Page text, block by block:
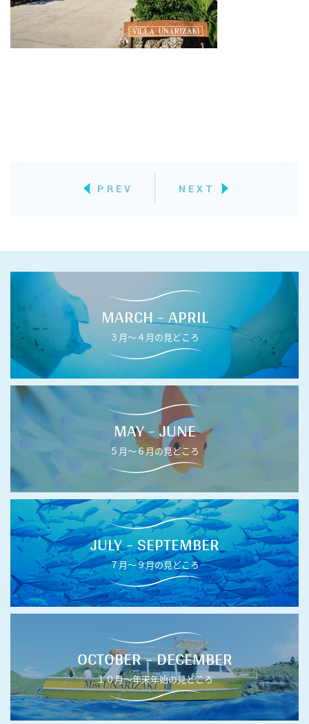
PREV NEXT
MARCH - APRIL
３月〜４月の見どころ
MAY - JUNE
５月〜６月の見どころ
JULY - SEPTEMBER
７月〜９月の見どころ
OCTOBER - DECEMBER
１０月〜年末年始の見どころ